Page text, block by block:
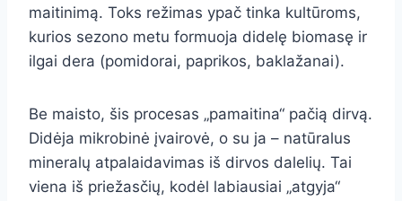
maitinimą. Toks režimas ypač tinka kultūroms,
kurios sezono metu formuoja didelę biomasę ir
ilgai dera (pomidorai, paprikos, baklažanai).
Be maisto, šis procesas „pamaitina“ pačią dirvą.
Didėja mikrobinė įvairovė, o su ja – natūralus
mineralų atpalaidavimas iš dirvos dalelių. Tai
viena iš priežasčių, kodėl labiausiai „atgyja“